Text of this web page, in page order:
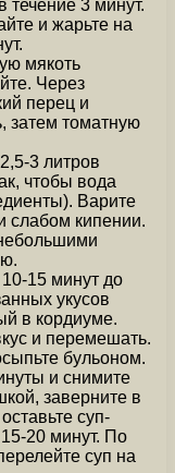
течение 3 минут.
и жарьте на
мякоть
Через
перец и
затем томатную
3 литров
чтобы вода
Варите
слабом кипении.
15 минут до
укусов
в кордиуме.
и перемешать.
бульоном.
и снимите
заверните в
суп-
20 минут. По
суп на